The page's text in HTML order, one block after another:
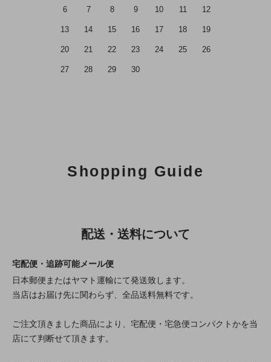
6 7 8 9 10 11 12
13 14 15 16 17 18 19
20 21 22 23 24 25 26
27 28 29 30
Shopping Guide
配送・送料について
宅配便・追跡可能メール便
日本郵便またはヤマト運輸にて発送致します。
当店はお届け先に関わらず、全品送料無料です。
ご注文頂きました商品により、宅配便・宅急便コンパクトかを当
店にて判断せて頂きます。